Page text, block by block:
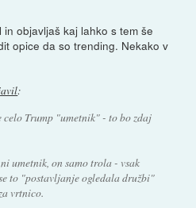
objavljaš kaj lahko s tem še
opice da so trending. Nekako v
:
celo Trump "umetnik" - to bo zdaj
umetnik, on samo trola - vsak
to "postavljanje ogledala družbi"
vrtnico.